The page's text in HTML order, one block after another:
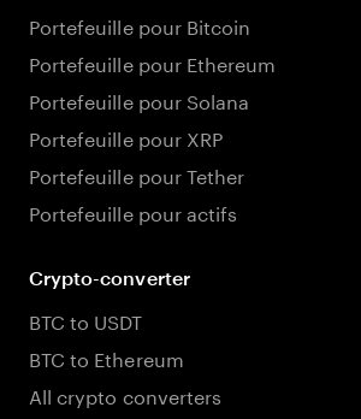
Portefeuille pour Bitcoin
Portefeuille pour Ethereum
Portefeuille pour Solana
Portefeuille pour XRP
Portefeuille pour Tether
Portefeuille pour actifs
Crypto-converter
BTC to USDT
BTC to Ethereum
All crypto converters